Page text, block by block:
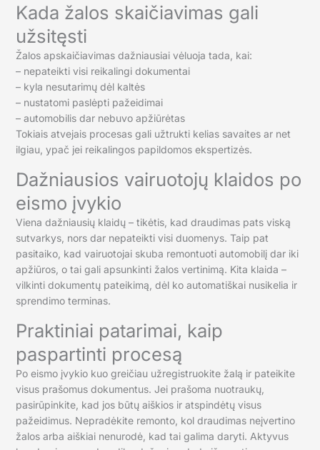
Kada žalos skaičiavimas gali
užsitęsti
Žalos apskaičiavimas dažniausiai vėluoja tada, kai:
– nepateikti visi reikalingi dokumentai
– kyla nesutarimų dėl kaltės
– nustatomi paslėpti pažeidimai
– automobilis dar nebuvo apžiūrėtas
Tokiais atvejais procesas gali užtrukti kelias savaites ar net
ilgiau, ypač jei reikalingos papildomos ekspertizės.
Dažniausios vairuotojų klaidos po
eismo įvykio
Viena dažniausių klaidų – tikėtis, kad draudimas pats viską
sutvarkys, nors dar nepateikti visi duomenys. Taip pat
pasitaiko, kad vairuotojai skuba remontuoti automobilį dar iki
apžiūros, o tai gali apsunkinti žalos vertinimą. Kita klaida –
vilkinti dokumentų pateikimą, dėl ko automatiškai nusikelia ir
sprendimo terminas.
Praktiniai patarimai, kaip
paspartinti procesą
Po eismo įvykio kuo greičiau užregistruokite žalą ir pateikite
visus prašomus dokumentus. Jei prašoma nuotraukų,
pasirūpinkite, kad jos būtų aiškios ir atspindėtų visus
pažeidimus. Nepradėkite remonto, kol draudimas neįvertino
žalos arba aiškiai nenurodė, kad tai galima daryti. Aktyvus